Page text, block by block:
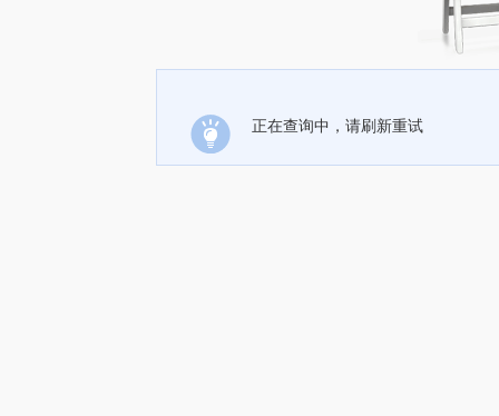
正在查询中，请刷新重试